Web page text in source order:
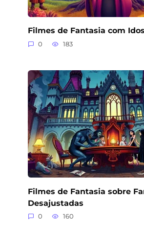
Filmes de Fantasia com
0 183
Filmes de Fantasia sobre
Desajustadas
0 160